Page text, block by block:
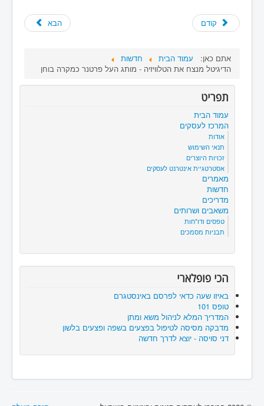
קודם הבא
אתם כאן: עמוד הבית
חדשות
הדיגיטל מנצח את הטלוויזיה - מותג העל פרטנר כמקרה בוחן
תפריט
עמוד הבית
המרכז לעסקים
אודות
תנאי השימוש
זכויות היוצרים
אסטרטגיית אינטרנט לעסקים
מאמרים
חדשות
מדריכים
משאבים ושרותים
טפסים ודו"חות
תבניות מסמכים
הכי פופלארי
באיזו שעה כדאי לפרסם באינסטגרם
טופס 101
המדריך המלא לניהול משא ומתן
מדבקה מסיסה לטיפול בפצעים בשפה ופצעים בלשון
דני סויסה - יוצא לדרך חדשה